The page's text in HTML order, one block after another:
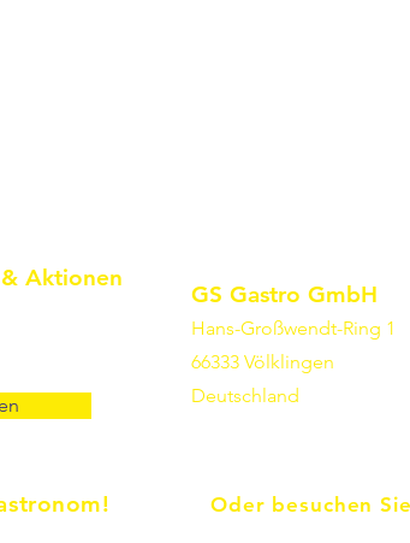
Aktionen
GS Gastro GmbH
Hans-Großwendt-Ring 1
66333 Völklingen
Deutschland
Oder besuchen